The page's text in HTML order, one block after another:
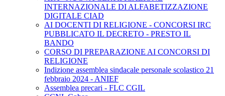
INTERNAZIONALE DI ALFABETIZZAZIONE
DIGITALE CIAD
AI DOCENTI DI RELIGIONE - CONCORSI IRC
PUBBLICATO IL DECRETO - PRESTO IL
BANDO
CORSO DI PREPARAZIONE AI CONCORSI DI
RELIGIONE
Indizione assemblea sindacale personale scolastico 21
febbraio 2024 - ANIEF
Assemblea precari - FLC CGIL